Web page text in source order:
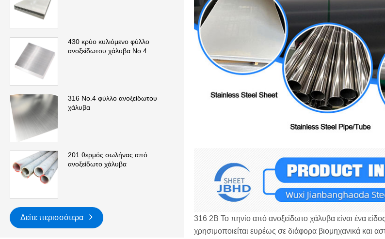
430 κρύο κυλιόμενο φύλλο
ανοξείδωτου χάλυβα No.4
316 Νο.4 φύλλο ανοξείδωτου
χάλυβα
201 θερμός σωλήνας από
ανοξείδωτο χάλυβα
Δείτε περισσότερα
316 2B Το πηνίο από ανοξείδωτο χάλυβα είναι ένα
χρησιμοποιείται ευρέως σε διάφορα βιομηχανικά και